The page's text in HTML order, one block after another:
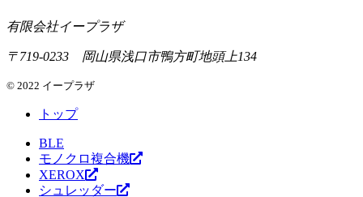
有限会社イープラザ
〒719-0233 岡山県浅口市鴨方町地頭上134
© 2022 イープラザ
トップ
BLE
モノクロ複合機
XEROX
シュレッダー